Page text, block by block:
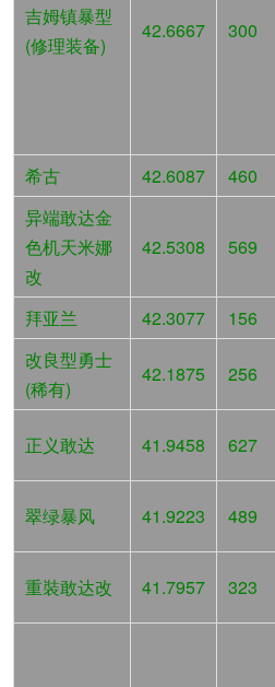
吉姆镇暴型
(修理装备)
42.6667 300
希古
42.6087 460
异端敢达金
色机天米娜
改
42.5308 569
拜亚兰
42.3077 156
改良型勇士
(稀有)
42.1875 256
正义敢达 41.9458 627
翠绿暴风 41.9223 489
重裝敢达改 41.7957 323